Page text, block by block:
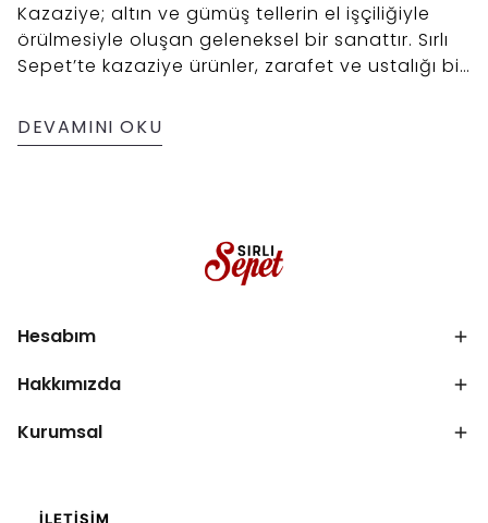
Kazaziye; altın ve gümüş tellerin el işçiliğiyle
örülmesiyle oluşan geleneksel bir sanattır. Sırlı
Sepet’te kazaziye ürünler, zarafet ve ustalığı bir
DEVAMINI OKU
Hesabım
Hakkımızda
Kurumsal
İLETIŞIM